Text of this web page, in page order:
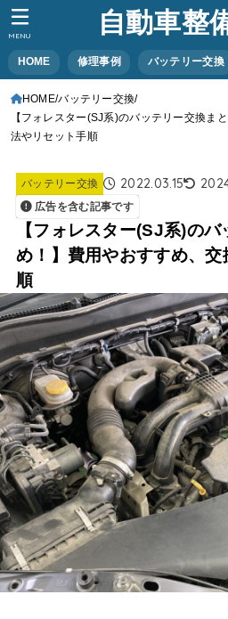
自動車整
HOME 修理事例 バッテリー交換
MENU
HOME バッテリー交換
【フォレスター(SJ系)のバッテリー交換ま
法やリセット手順
バッテリー交換 2022.03.15
広告を含む記事です
【フォレスター(SJ系)の
め！】費用やおすすめ、
順